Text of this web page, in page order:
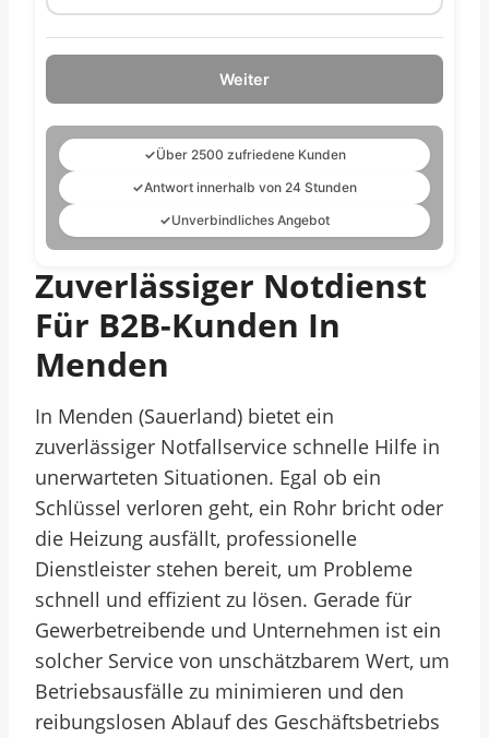
Weiter
✓Über 2500 zufriedene Kunden
✓Antwort innerhalb von 24 Stunden
✓Unverbindliches Angebot
Zuverlässiger Notdienst
Für B2B-Kunden In
Menden
In Menden (Sauerland) bietet ein
zuverlässiger Notfallservice schnelle Hilfe in
unerwarteten Situationen. Egal ob ein
Schlüssel verloren geht, ein Rohr bricht oder
die Heizung ausfällt, professionelle
Dienstleister stehen bereit, um Probleme
schnell und effizient zu lösen. Gerade für
Gewerbetreibende und Unternehmen ist ein
solcher Service von unschätzbarem Wert, um
Betriebsausfälle zu minimieren und den
reibungslosen Ablauf des Geschäftsbetriebs